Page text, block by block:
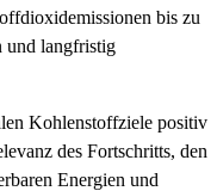
bis zu
und langfristig
Kohlenstoffziele positiv
des Fortschritts, den
Energien und